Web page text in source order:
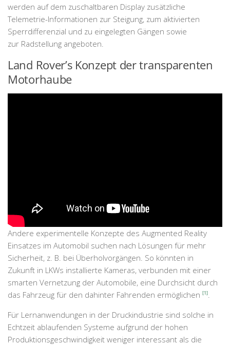
werden auf dem zuschaltbaren Display zusätzliche
Telemetrie-Informationen zur Steigung, zum aktivierten
Sperrdifferenzial und zu eingelegten Gängen sowie
zur Radstellung angeboten.
Land Rover’s Konzept der transparenten
Motorhaube
Andere experimentelle Konzepte des Augmented Reality
Einsatzes im Automobil suchen nach Lösungen für mehr
Sicherheit, z. B. bei Überholvorgängen. So könnten in
Zukunft in LKWs installierte Kameras, verbunden mit einer
smarten Vernetzung der Automobile, eine Durchsicht durch
das Fahrzeug für den dahinter Fahrenden ermöglichen [1].
Für Lernanwendungen in der Druckindustrie sind solche in
Echtzeit ablaufenden Systeme aufgrund der hohen
Produktionsgeschwindigkeit weniger interessant als die